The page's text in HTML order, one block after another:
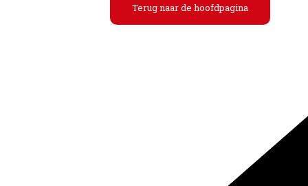
Terug naar de hoofdpagina